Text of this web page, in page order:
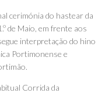
cerimónia do hastear da
de Maio, em frente aos
interpretação do hino
Portimonense e
Corrida da